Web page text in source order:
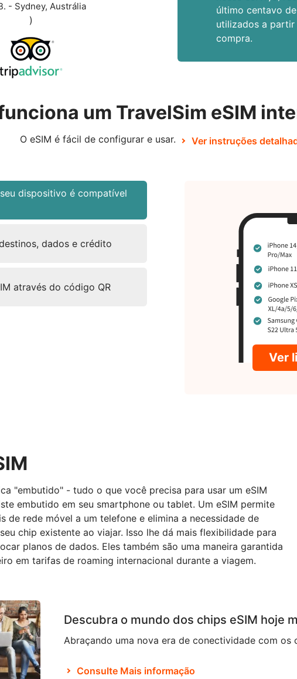
- Sydney, Austrália
)
último centavo
utilizados a partir
compra.
um TravelSim eSIM
O eSIM é fácil de configurar e usar. Ver instruções
dispositivo é compatível
dados e crédito
através do código QR
Ver
"embutido" - tudo o que você precisa para usar um eSIM
embutido em seu smartphone ou tablet. Um eSIM permite
de rede móvel a um telefone e elimina a necessidade de
chip existente ao viajar. Isso lhe dá mais flexibilidade para
planos de dados. Eles também são uma maneira garantida
em tarifas de roaming internacional durante a viagem.
Descubra o mundo dos chips eSIM hoje
Consulte Mais informação